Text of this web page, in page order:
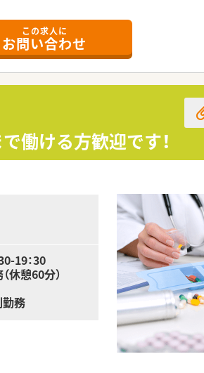
援していきます。
ます。
るよう変更予定です。
この求人に
お問い合わせ
働ける方歓迎です！
19：30
休憩60分）
務